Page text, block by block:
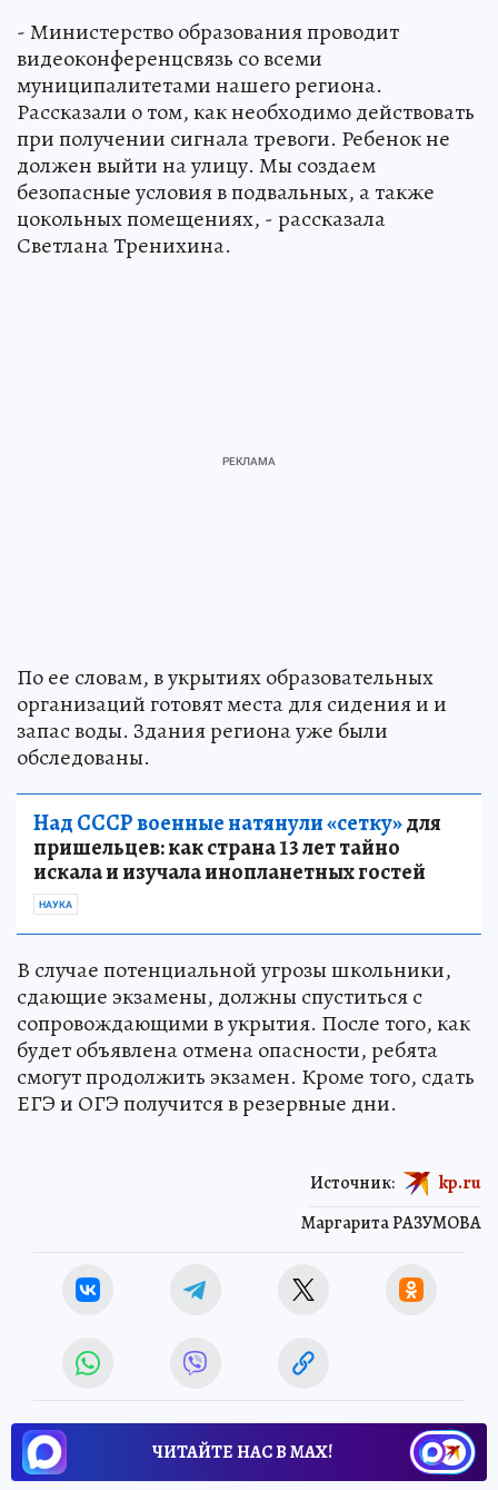
- Министерство образования проводит
видеоконференцсвязь со всеми
муниципалитетами нашего региона.
Рассказали о том, как необходимо действовать
при получении сигнала тревоги. Ребенок не
должен выйти на улицу. Мы создаем
безопасные условия в подвальных, а также
цокольных помещениях, - рассказала
Светлана Тренихина.
По ее словам, в укрытиях образовательных
организаций готовят места для сидения и и
запас воды. Здания региона уже были
обследованы.
Над СССР военные натянули «сетку»для
пришельцев: как страна 13 лет тайно
искала и изучала инопланетных гостей
НАУКА
В случае потенциальной угрозы школьники,
сдающие экзамены, должны спуститься с
сопровождающими в укрытия. После того, как
будет объявлена отмена опасности, ребята
смогут продолжить экзамен. Кроме того, сдать
ЕГЭ и ОГЭ получится в резервные дни.
Маргарита РАЗУМОВА
Источник: kp.ru
ЧИТАЙТЕ НАС В МАХ!